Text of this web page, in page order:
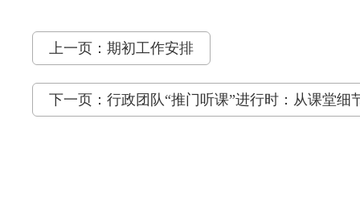
上一页：期初工作安排
下一页：行政团队“推门听课”进行时：从课堂细